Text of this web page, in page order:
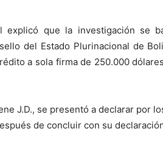
explicó que la investigación se
del Estado Plurinacional de
a sola firma de 250.000
J.D., se presentó a declarar por
de concluir con su